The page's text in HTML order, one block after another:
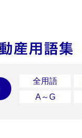
全用語
A～G